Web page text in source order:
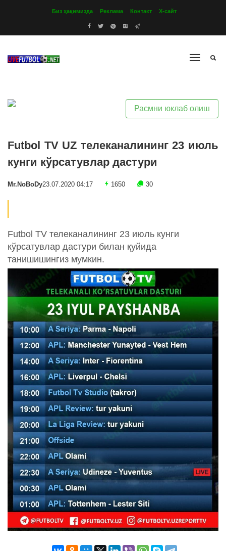
Биз ҳақимизда Реклама Контакт Х-сайт
Расмни юклаб олиш
Futbol TV UZ телеканалининг 23 июль
кунги кўрсатувлар дастури
Mr.NoBoDy23.07.2020 04:17 1650 30
Futbol TV телеканалининг 23 июль кунги
кўрсатувлар дастури билан қуйида
танишишингиз мумкин.